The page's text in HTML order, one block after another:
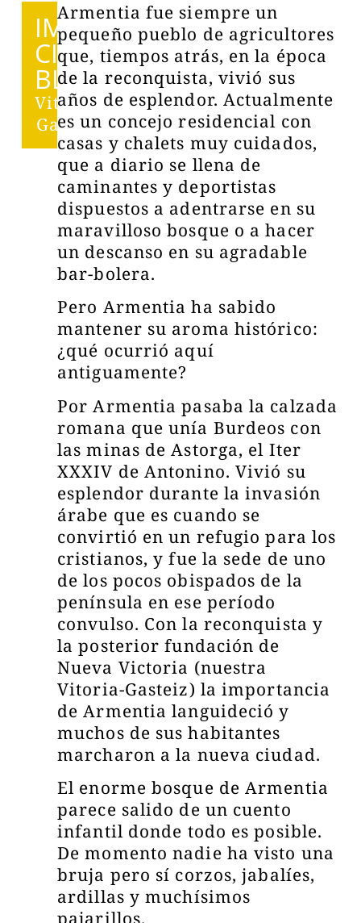
IMPRES
CINDI
BLES
Vitoria-
Gasteiz
Armentia fue siempre un
pequeño pueblo de agricultores
que, tiempos atrás, en la época
de la reconquista, vivió sus
años de esplendor. Actualmente
es un concejo residencial con
casas y chalets muy cuidados,
que a diario se llena de
caminantes y deportistas
dispuestos a adentrarse en su
maravilloso bosque o a hacer
un descanso en su agradable
bar-bolera.
Pero Armentia ha sabido
mantener su aroma histórico:
¿qué ocurrió aquí
antiguamente?
Por Armentia pasaba la calzada
romana que unía Burdeos con
las minas de Astorga, el Iter
XXXIV de Antonino. Vivió su
esplendor durante la invasión
árabe que es cuando se
convirtió en un refugio para los
cristianos, y fue la sede de uno
de los pocos obispados de la
península en ese período
convulso. Con la reconquista y
la posterior fundación de
Nueva Victoria (nuestra
Vitoria-Gasteiz) la importancia
de Armentia languideció y
muchos de sus habitantes
marcharon a la nueva ciudad.
El enorme bosque de Armentia
parece salido de un cuento
infantil donde todo es posible.
De momento nadie ha visto una
bruja pero sí corzos, jabalíes,
ardillas y muchísimos
pajarillos.